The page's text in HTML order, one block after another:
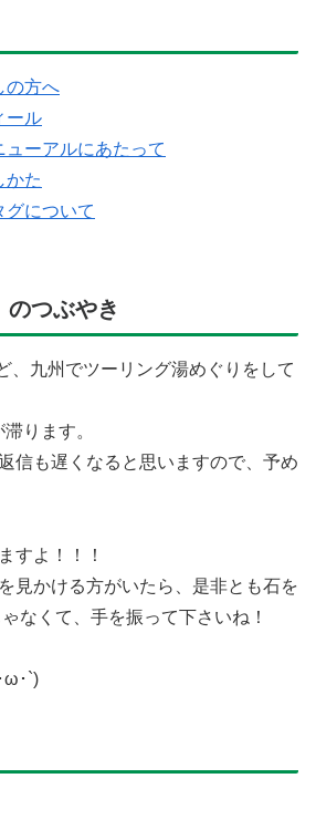
の方へ
ール
ーアルにあたって
かた
グについて
つぶやき
、九州でツーリング湯めぐりをして
ります。
信も遅くなると思いますので、予め
すよ！！！
見かける方がいたら、是非とも石を
なくて、手を振って下さいね！
ω･`)